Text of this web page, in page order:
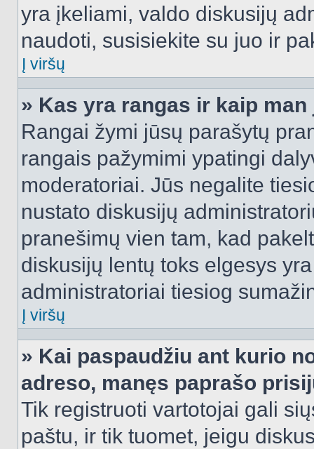
yra įkeliami, valdo diskusijų
naudoti, susisiekite su juo ir
Į viršų
» Kas yra rangas ir kaip
Rangai žymi jūsų parašytų
rangais pažymimi ypatingi
moderatoriai. Jūs negalite
nustato diskusijų
pranešimų vien tam, kad
diskusijų lentų toks elgesys
administratoriai tiesiog
Į viršų
» Kai paspaudžiu ant kurio
adreso, manęs paprašo
Tik registruoti vartotojai gali
paštu, ir tik tuomet, jeigu